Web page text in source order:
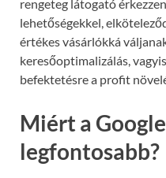
rengeteg látogató
lehetőségekkel,
értékes vásárlókká
keresőoptimalizálás,
befektetésre a profit
Miért a
legfontosabb?